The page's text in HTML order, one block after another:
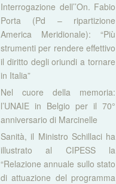
Interrogazione dell’’On. Fabio
Porta (Pd – ripartizione
America Meridionale): “Più
strumenti per rendere effettivo
il diritto degli oriundi a tornare
in Italia”
Nel cuore della memoria:
l’UNAIE in Belgio per il 70°
anniversario di Marcinelle
Sanità, il Ministro Schillaci ha
illustrato al CIPESS la
“Relazione annuale sullo stato
di attuazione del programma